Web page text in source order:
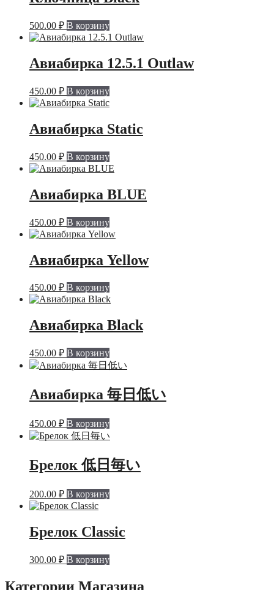
500.00 ₽ В корзину
Авиабирка 12.5.1 Outlaw
450.00 ₽ В корзину
Авиабирка Static
450.00 ₽ В корзину
Авиабирка BLUE
450.00 ₽ В корзину
Авиабирка Yellow
450.00 ₽ В корзину
Авиабирка Black
450.00 ₽ В корзину
Авиабирка 毎日低い
450.00 ₽ В корзину
Брелок 低日毎い
200.00 ₽ В корзину
Брелок Classic
300.00 ₽ В корзину
Категории Магазина